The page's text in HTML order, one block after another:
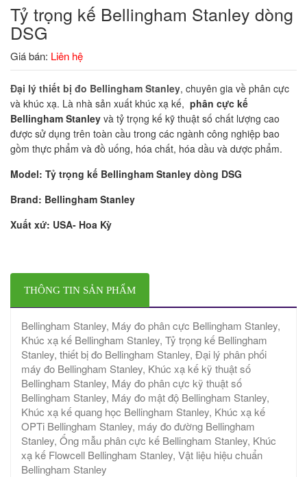
Tỷ trọng kế Bellingham Stanley dòng
DSG
Giá bán: Liên hệ
Đại lý thiết bị đo Bellingham Stanley, chuyên gia về phân cực
và khúc xạ. Là nhà sản xuất khúc xạ kế, phân cực kế
Bellingham Stanley và tỷ trọng kế kỹ thuật số chất lượng cao
được sử dụng trên toàn cầu trong các ngành công nghiệp bao
gồm thực phẩm và đồ uống, hóa chất, hóa dầu và dược phẩm.
Model: Tỷ trọng kế Bellingham Stanley dòng DSG
Brand: Bellingham Stanley
Xuất xứ: USA- Hoa Kỳ
THÔNG TIN SẢN PHẨM
Bellingham Stanley, Máy đo phân cực Bellingham Stanley,
Khúc xạ kế Bellingham Stanley, Tỷ trọng kế Bellingham
Stanley, thiết bị đo Bellingham Stanley, Đại lý phân phối
máy đo Bellingham Stanley, Khúc xạ kế kỹ thuật số
Bellingham Stanley, Máy đo phân cực kỹ thuật số
Bellingham Stanley, Máy đo mật độ Bellingham Stanley,
Khúc xạ kế quang học Bellingham Stanley, Khúc xạ kế
OPTi Bellingham Stanley, máy đo đường Bellingham
Stanley, Ống mẫu phân cực kế Bellingham Stanley, Khúc
xạ kế Flowcell Bellingham Stanley, Vật liệu hiệu chuẩn
Bellingham Stanley